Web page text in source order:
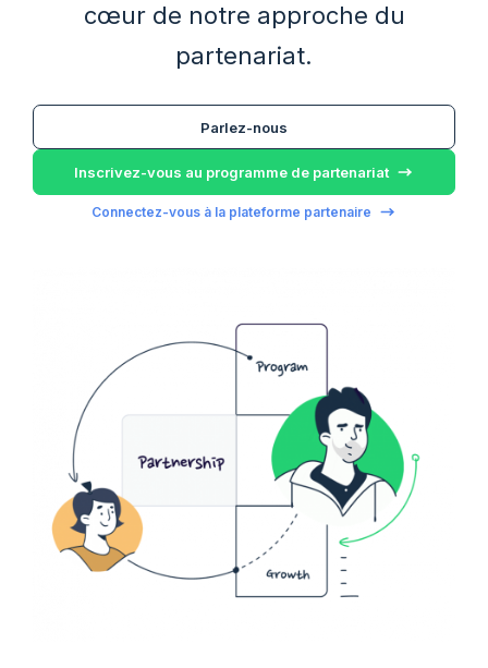
cœur de notre approche du
partenariat.
Inscrivez-vous au programme de partenariat
Parlez-nous
Connectez-vous à la plateforme partenaire